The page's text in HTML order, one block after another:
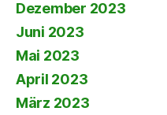
Dezember 2023
Juni 2023
Mai 2023
April 2023
März 2023